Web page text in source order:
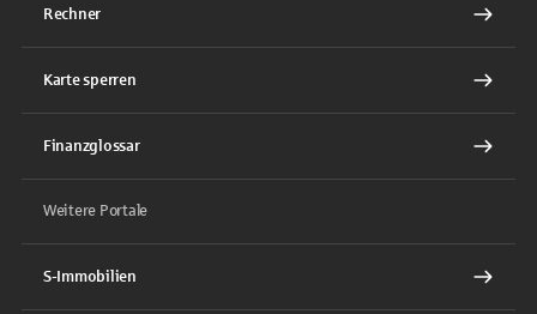
Rechner
Karte sperren
Finanzglossar
Weitere Portale
S-Immobilien